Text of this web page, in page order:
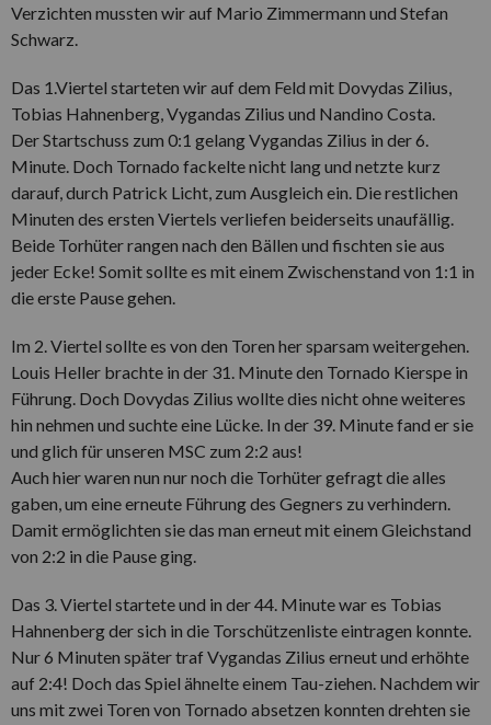
Verzichten mussten wir auf Mario Zimmermann und Stefan
Schwarz.
Das 1.Viertel starteten wir auf dem Feld mit Dovydas Zilius,
Tobias Hahnenberg, Vygandas Zilius und Nandino Costa.
Der Startschuss zum 0:1 gelang Vygandas Zilius in der 6.
Minute. Doch Tornado fackelte nicht lang und netzte kurz
darauf, durch Patrick Licht, zum Ausgleich ein. Die restlichen
Minuten des ersten Viertels verliefen beiderseits unaufällig.
Beide Torhüter rangen nach den Bällen und fischten sie aus
jeder Ecke! Somit sollte es mit einem Zwischenstand von 1:1 in
die erste Pause gehen.
Im 2. Viertel sollte es von den Toren her sparsam weitergehen.
Louis Heller brachte in der 31. Minute den Tornado Kierspe in
Führung. Doch Dovydas Zilius wollte dies nicht ohne weiteres
hin nehmen und suchte eine Lücke. In der 39. Minute fand er sie
und glich für unseren MSC zum 2:2 aus!
Auch hier waren nun nur noch die Torhüter gefragt die alles
gaben, um eine erneute Führung des Gegners zu verhindern.
Damit ermöglichten sie das man erneut mit einem Gleichstand
von 2:2 in die Pause ging.
Das 3. Viertel startete und in der 44. Minute war es Tobias
Hahnenberg der sich in die Torschützenliste eintragen konnte.
Nur 6 Minuten später traf Vygandas Zilius erneut und erhöhte
auf 2:4! Doch das Spiel ähnelte einem Tau-ziehen. Nachdem wir
uns mit zwei Toren von Tornado absetzen konnten drehten sie